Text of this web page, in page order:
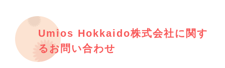
Umios Hokkaido株式会社に関す
るお問い合わせ